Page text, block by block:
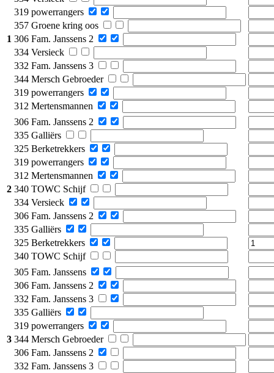
1
319 powerrangers
357 Groene kring oos
306 Fam. Janssens 2
334 Versieck
332 Fam. Janssens 3
344 Mersch Gebroeder
319 powerrangers
312 Mertensmannen
2
306 Fam. Janssens 2
335 Galliërs
325 Berketrekkers
319 powerrangers
312 Mertensmannen
340 TOWC Schijf
334 Versieck
306 Fam. Janssens 2
335 Galliërs
325 Berketrekkers
340 TOWC Schijf
3
305 Fam. Janssens
306 Fam. Janssens 2
332 Fam. Janssens 3
335 Galliërs
319 powerrangers
344 Mersch Gebroeder
306 Fam. Janssens 2
332 Fam. Janssens 3